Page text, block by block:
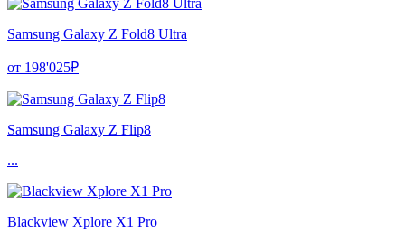
Samsung Galaxy Z Fold8 Ultra
от 198'025₽
Samsung Galaxy Z Flip8
...
Blackview Xplore X1 Pro